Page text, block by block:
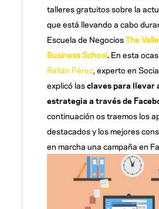
talleres gratuitos sobre la
que está llevando a cabo
Escuela de NegociosThe
Business School. En esta
Rellán Pérez, experto en
explicó lasclaves para llevar
estrategia a través de
continuación os traemos los
destacados y los mejores
en marcha una campaña en